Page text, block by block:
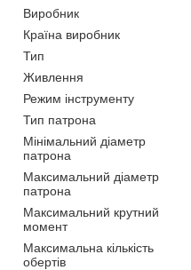
Виробник
Країна виробник
Тип
Живлення
Режим інструменту
Тип патрона
Мінімальний діаметр
патрона
Максимальний діаметр
патрона
Максимальний крутний
момент
Максимальна кількість
обертів